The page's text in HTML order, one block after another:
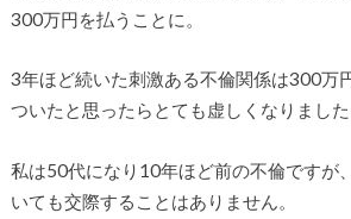
300万円を払うことに。
3年ほど続いた刺激ある不倫関係は300万
ついたと思ったらとても虚しくなりました
私は50代になり10年ほど前の不倫ですが
いても交際することはありません。